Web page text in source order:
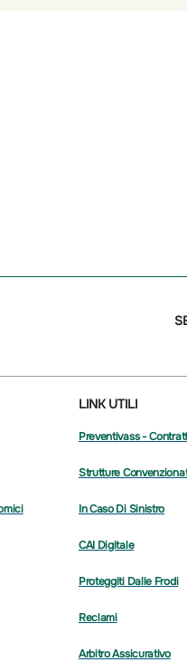
LINK UTILI
Preventivass -
Strutture
In Caso Di Sinistro
CAI Digitale
Proteggiti Dalle Frodi
Reclami
Arbitro Assicurativo